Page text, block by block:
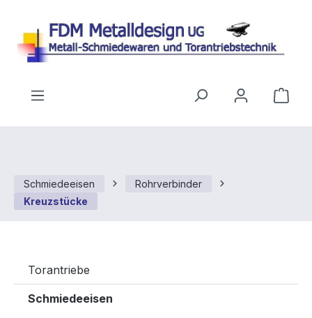
Schmiedeeisen
Rohrverbinder
Kreuzstücke
Torantriebe
Schmiedeeisen